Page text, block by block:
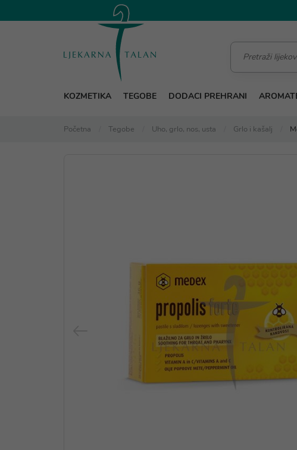
KOZMETIKA TEGOBE DODACI PREHRANI
Početna Tegobe Uho, grlo, nos, usta Grlo i kašalj